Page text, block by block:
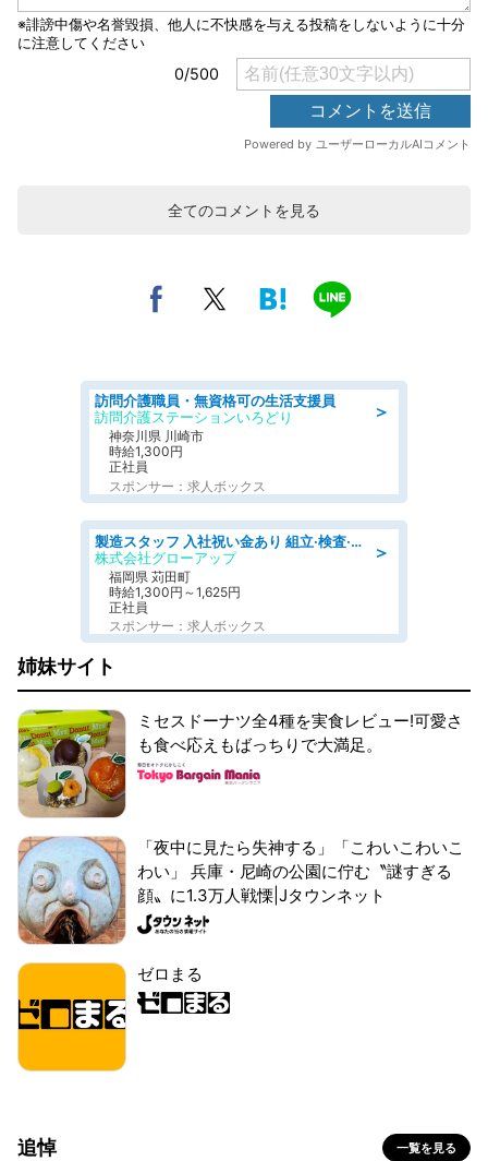
全てのコメントを見る
＞
訪問介護職員・無資格可の生活支援員
訪問介護ステーションいろどり
神奈川県 川崎市
時給1,300円
正社員
スポンサー：求人ボックス
＞
製造スタッフ 入社祝い金あり 組立·検査·台車でゴロゴロ運搬 女性も活躍
株式会社グローアップ
福岡県 苅田町
時給1,300円～1,625円
正社員
スポンサー：求人ボックス
姉妹サイト
ミセスドーナツ全4種を実食レビュー!可愛さ
も食べ応えもばっちりで大満足。
「夜中に見たら失神する」「こわいこわいこ
わい」 兵庫・尼崎の公園に佇む〝謎すぎる
顔〟に1.3万人戦慄|Jタウンネット
ゼロまる
追悼 一覧を見る